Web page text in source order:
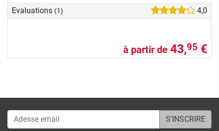
Evaluations (1) 4,0
à partir de 43,95 €
Adesse email